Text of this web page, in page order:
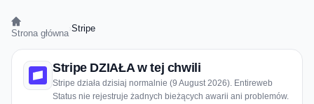
Strona główna Stripe
Stripe DZIAŁA w tej chwili
Stripe działa dzisiaj normalnie (9 August 2026). Entireweb
Status nie rejestruje żadnych bieżących awarii ani problemów.